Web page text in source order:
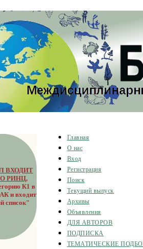
ВХОДИТ
РИНЦ,
К1 в
и входит
список"
Главная
О нас
Вход
Регистрация
Поиск
Текущий выпуск
Архивы
Объявления
ДЛЯ АВТОРОВ
ПОДПИСКА
ТЕМАТИЧЕСКИЕ